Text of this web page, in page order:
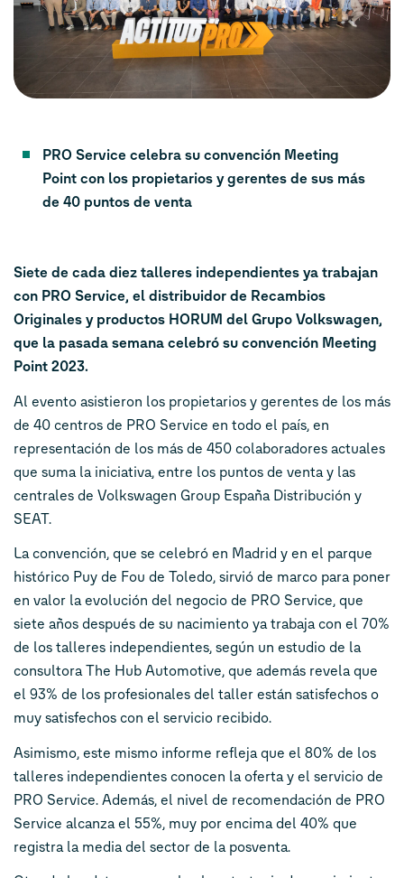
PRO Service celebra su convención Meeting
Point con los propietarios y gerentes de sus más
de 40 puntos de venta
Siete de cada diez talleres independientes ya trabajan
con PRO Service, el distribuidor de Recambios
Originales y productos HORUM del Grupo Volkswagen,
que la pasada semana celebró su convención Meeting
Point 2023.
Al evento asistieron los propietarios y gerentes de los más
de 40 centros de PRO Service en todo el país, en
representación de los más de 450 colaboradores actuales
que suma la iniciativa, entre los puntos de venta y las
centrales de Volkswagen Group España Distribución y
SEAT.
La convención, que se celebró en Madrid y en el parque
histórico Puy de Fou de Toledo, sirvió de marco para poner
en valor la evolución del negocio de PRO Service, que
siete años después de su nacimiento ya trabaja con el 70%
de los talleres independientes, según un estudio de la
consultora The Hub Automotive, que además revela que
el 93% de los profesionales del taller están satisfechos o
muy satisfechos con el servicio recibido.
Asimismo, este mismo informe refleja que el 80% de los
talleres independientes conocen la oferta y el servicio de
PRO Service. Además, el nivel de recomendación de PRO
Service alcanza el 55%, muy por encima del 40% que
registra la media del sector de la posventa.